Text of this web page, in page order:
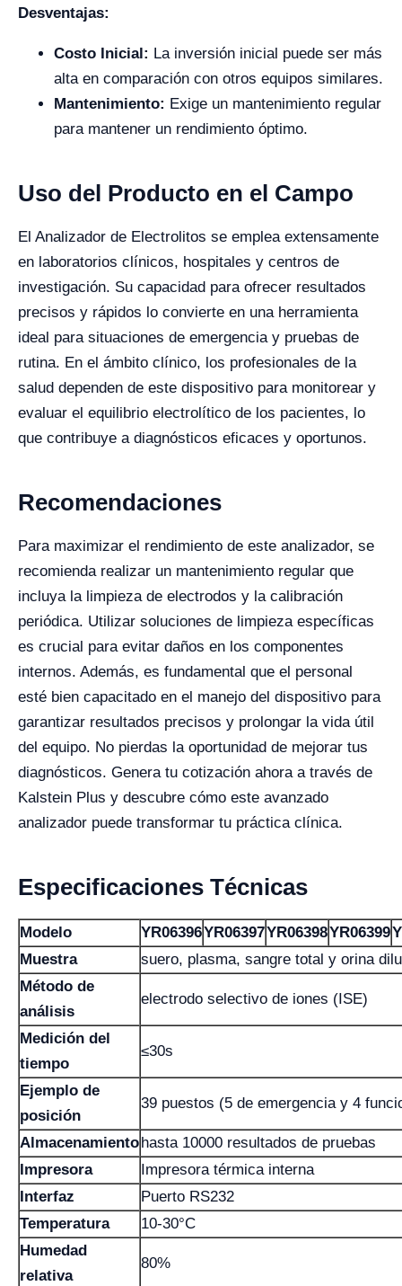
Desventajas:
Costo Inicial: La inversión inicial puede ser más
alta en comparación con otros equipos similares.
Mantenimiento: Exige un mantenimiento regular
para mantener un rendimiento óptimo.
Uso del Producto en el Campo
El Analizador de Electrolitos se emplea extensamente
en laboratorios clínicos, hospitales y centros de
investigación. Su capacidad para ofrecer resultados
precisos y rápidos lo convierte en una herramienta
ideal para situaciones de emergencia y pruebas de
rutina. En el ámbito clínico, los profesionales de la
salud dependen de este dispositivo para monitorear y
evaluar el equilibrio electrolítico de los pacientes, lo
que contribuye a diagnósticos eficaces y oportunos.
Recomendaciones
Para maximizar el rendimiento de este analizador, se
recomienda realizar un mantenimiento regular que
incluya la limpieza de electrodos y la calibración
periódica. Utilizar soluciones de limpieza específicas
es crucial para evitar daños en los componentes
internos. Además, es fundamental que el personal
esté bien capacitado en el manejo del dispositivo para
garantizar resultados precisos y prolongar la vida útil
del equipo. No pierdas la oportunidad de mejorar tus
diagnósticos. Genera tu cotización ahora a través de
Kalstein Plus y descubre cómo este avanzado
analizador puede transformar tu práctica clínica.
Especificaciones Técnicas
Modelo YR06396YR06397YR06398YR06399
Muestra
suero, plasma, sangre total y orina
Método de
análisis
electrodo selectivo de iones (ISE)
Medición del
tiempo
≤30s
Ejemplo de
posición
39 puestos (5 de emergencia y 4
Almacenamientohasta 10000 resultados de pruebas
Impresora
Impresora térmica interna
Interfaz
Puerto RS232
Temperatura
10-30°C
Humedad
relativa
80%